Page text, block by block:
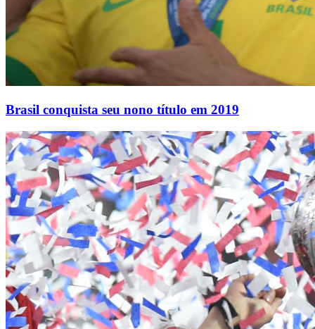
Brasil conquista seu nono título em 2019